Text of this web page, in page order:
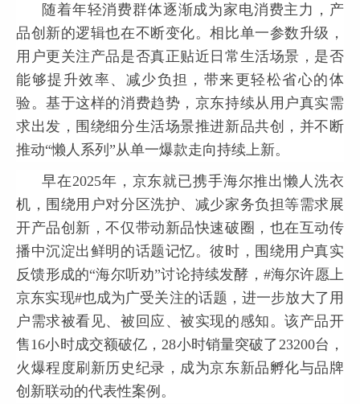
随着年轻消费群体逐渐成为家电消费主力，产
品创新的逻辑也在不断变化。相比单一参数升级，
用户更关注产品是否真正贴近日常生活场景，是否
能够提升效率、减少负担，带来更轻松省心的体
验。基于这样的消费趋势，京东持续从用户真实需
求出发，围绕细分生活场景推进新品共创，并不断
推动“懒人系列”从单一爆款走向持续上新。
早在2025年，京东就已携手海尔推出懒人洗衣
机，围绕用户对分区洗护、减少家务负担等需求展
开产品创新，不仅带动新品快速破圈，也在互动传
播中沉淀出鲜明的话题记忆。彼时，围绕用户真实
反馈形成的“海尔听劝”讨论持续发酵，#海尔许愿上
京东实现#也成为广受关注的话题，进一步放大了用
户需求被看见、被回应、被实现的感知。该产品开
售16小时成交额破亿，28小时销量突破了23200台，
火爆程度刷新历史纪录，成为京东新品孵化与品牌
创新联动的代表性案例。